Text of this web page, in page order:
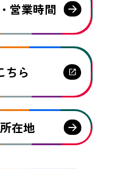
営業時間
ちら
在地